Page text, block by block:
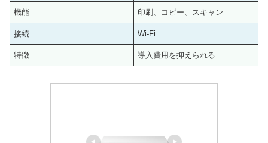
機能 印刷、コピー、スキャン
接続 Wi-Fi
特徴 導入費用を抑えられる